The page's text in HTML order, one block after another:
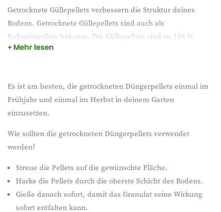
Getrocknete Güllepellets verbessern die Struktur deines
Bodens. Getrocknete Güllepellets sind auch als
Kuhmistpellets bekannt. Die Güllepellets sind zu 100 %
organisch und die Nährstoffe in den Pellets werden nach und
Düngemitteln mit hohem organischen Anteil.
Mehr lesen
Es ist am besten, die getrockneten Düngerpellets einmal im
Frühjahr und einmal im Herbst in deinem Garten
einzusetzen.
Wie sollten die getrockneten Düngerpellets verwendet
werden?
Streue die Pellets auf die gewünschte Fläche.
Harke die Pellets durch die oberste Schicht des Bodens.
Gieße danach sofort, damit das Granulat seine Wirkung
sofort entfalten kann.